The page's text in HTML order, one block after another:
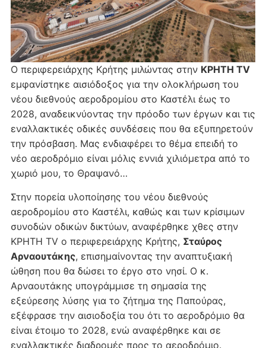
Ο περιφερειάρχης Κρήτης μιλώντας στην ΚΡΗΤΗ TV
εμφανίστηκε αισιόδοξος για την ολοκλήρωση του
νέου διεθνούς αεροδρομίου στο Καστέλι έως το
2028, αναδεικνύοντας την πρόοδο των έργων και τις
εναλλακτικές οδικές συνδέσεις που θα εξυπηρετούν
την πρόσβαση. Μας ενδιαφέρει το θέμα επειδή το
νέο αεροδρόμιο είναι μόλις εννιά χιλιόμετρα από το
χωριό μου, το Θραψανό…
Στην πορεία υλοποίησης του νέου διεθνούς
αεροδρομίου στο Καστέλι, καθώς και των κρίσιμων
συνοδών οδικών δικτύων, αναφέρθηκε χθες στην
ΚΡΗΤΗ ΤV ο περιφερειάρχης Κρήτης, Σταύρος
Αρναουτάκης, επισημαίνοντας την αναπτυξιακή
ώθηση που θα δώσει το έργο στο νησί. Ο κ.
Αρναουτάκης υπογράμμισε τη σημασία της
εξεύρεσης λύσης για το ζήτημα της Παπούρας,
εξέφρασε την αισιοδοξία του ότι το αεροδρόμιο θα
είναι έτοιμο το 2028, ενώ αναφέρθηκε και σε
εναλλακτικές διαδρομές προς το αεροδρόμιο.